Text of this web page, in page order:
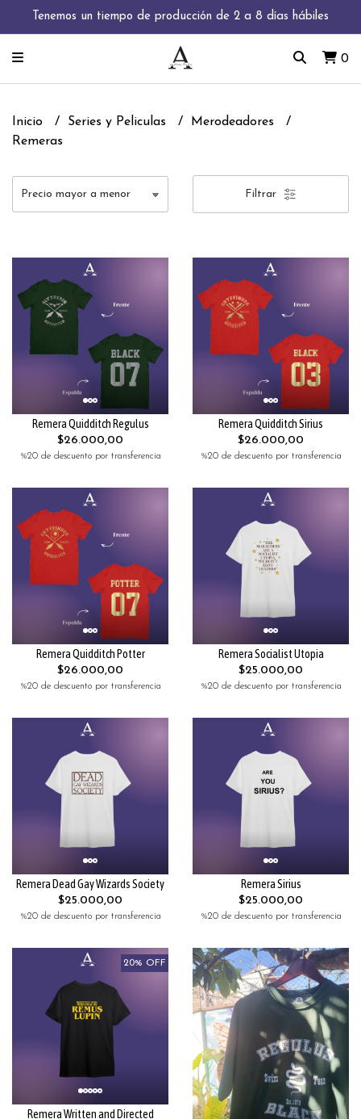
Tenemos un tiempo de producción de 2 a 8 días hábiles
0
Inicio Series y Peliculas
Merodeadores
Remeras
Filtrar
Remera Quidditch Regulus
$26.000,00
%20 de descuento por transferencia
Remera Quidditch Sirius
$26.000,00
%20 de descuento por transferencia
Remera Quidditch Potter
$26.000,00
%20 de descuento por transferencia
Remera Socialist Utopia
$25.000,00
%20 de descuento por transferencia
Remera Dead Gay Wizards Society
$25.000,00
%20 de descuento por transferencia
Remera Sirius
$25.000,00
%20 de descuento por transferencia
20% OFF
Remera Written and Directed